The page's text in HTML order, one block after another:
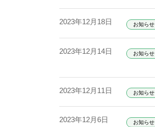
2023年12月18日 お知らせ
2023年12月14日 お知らせ
2023年12月11日 お知らせ
2023年12月6日 お知らせ